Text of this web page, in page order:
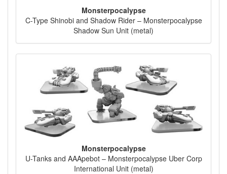
Monsterpocalypse
C-Type Shinobi and Shadow Rider – Monsterpocalypse
Shadow Sun Unit (metal)
Monsterpocalypse
U-Tanks and AAApebot – Monsterpocalypse Uber Corp
International Unit (metal)